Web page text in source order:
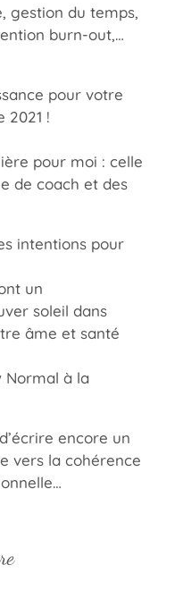
gestion du temps,
burn-out,…
pour votre
2021 !
pour moi : celle
de coach et des
intentions pour
un
soleil dans
âme et santé
Normal à la
encore un
vers la cohérence